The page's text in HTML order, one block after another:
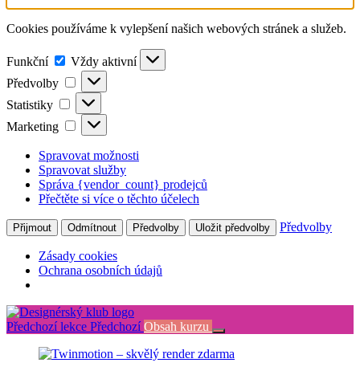
Cookies používáme k vylepšení našich webových stránek a služeb.
Funkční Funkční
Vždy aktivní
Předvolby
Předvolby
Statistiky Statistiky
Marketing Marketing
Spravovat možnosti
Spravovat služby
Správa {vendor_count} prodejců
Přečtěte si více o těchto účelech
Přijmout Odmítnout Předvolby Uložit předvolby Předvolby
Zásady cookies
Ochrana osobních údajů
Return
to
Předchozí lekce Předchozí Obsah kurzu